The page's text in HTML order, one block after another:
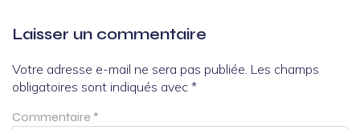
Laisser un commentaire
Votre adresse e-mail ne sera pas publiée. Les champs
obligatoires sont indiqués avec *
Commentaire *